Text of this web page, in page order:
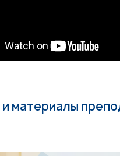
и материалы